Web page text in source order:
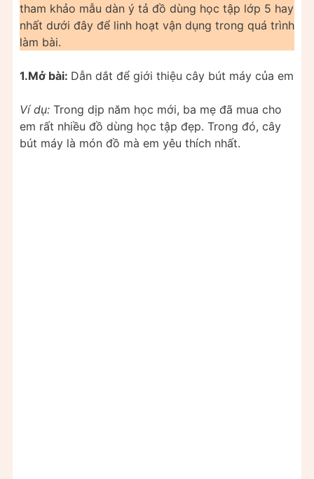
tham khảo mẫu dàn ý tả đồ dùng học tập lớp 5 hay
nhất dưới đây để linh hoạt vận dụng trong quá trình
làm bài.
1.Mở bài: Dẫn dắt để giới thiệu cây bút máy của em
Ví dụ: Trong dịp năm học mới, ba mẹ đã mua cho
em rất nhiều đồ dùng học tập đẹp. Trong đó, cây
bút máy là món đồ mà em yêu thích nhất.